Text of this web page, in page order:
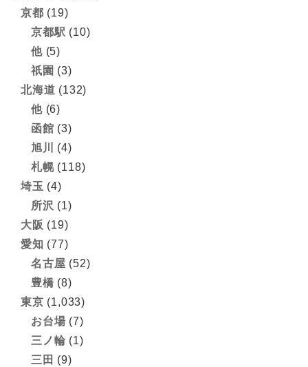
京都 (19)
京都駅 (10)
他(5)
祇園 (3)
北海道 (132)
他(6)
函館 (3)
旭川
(4)
札幌(118)
埼玉 (4)
所沢 (1)
大阪 (19)
愛知 (77)
名古屋 (52)
豊橋 (8)
東京 (1,033)
お台場 (7)
三ノ輪 (1)
三田 (9)